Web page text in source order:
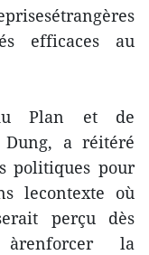
efficaces au
Plan et de
Dung, a réitéré
politiques pour
lecontexte où
perçu dès
la